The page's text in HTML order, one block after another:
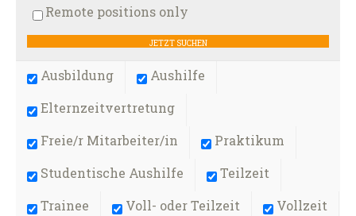
Remote positions only
Ausbildung
Aushilfe
Elternzeitvertretung
Freie/r Mitarbeiter/in
Praktikum
Studentische Aushilfe
Teilzeit
Trainee
Voll- oder Teilzeit
Vollzeit